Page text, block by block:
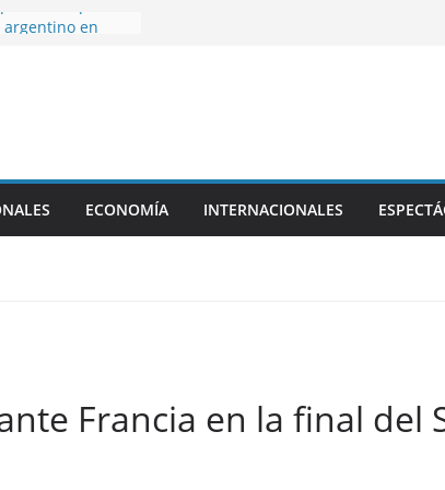
Brasil quiere
en
vs.
19
confirmadas: el
el Estadio
Maradona
ECONOMÍA INTERNACIONALES
Francia en la final del